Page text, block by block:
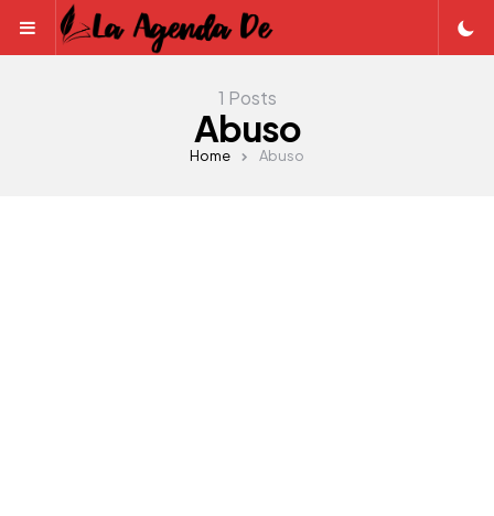
Menu
1 Posts
Abuso
Home Abuso